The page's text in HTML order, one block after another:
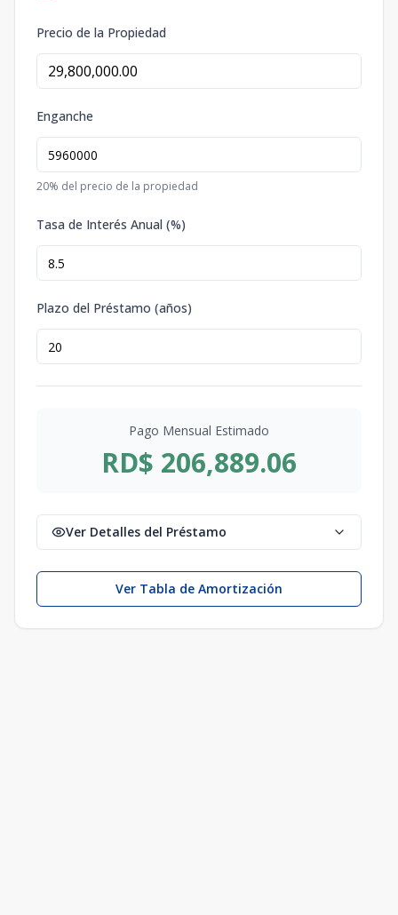
Precio de la Propiedad
Enganche
20% del precio de la propiedad
Tasa de Interés Anual (%)
Plazo del Préstamo (años)
Pago Mensual Estimado
RD$ 206,889.06
Ver Detalles del Préstamo
Ver Tabla de Amortización